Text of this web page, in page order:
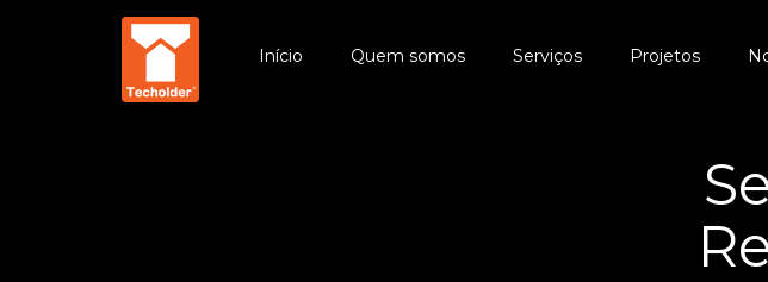
Início Quem somos Serviços Projetos